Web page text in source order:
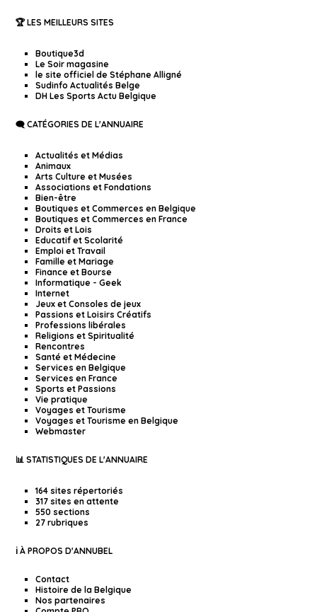
🏆 LES MEILLEURS SITES
Boutique3d
Le Soir magasine
le site officiel de Stéphane Alligné
Sudinfo Actualités Belge
DH Les Sports Actu Belgique
🗨️ CATÉGORIES DE L'ANNUAIRE
Actualités et Médias
Animaux
Arts Culture et Musées
Associations et Fondations
Bien-être
Boutiques et Commerces en Belgique
Boutiques et Commerces en France
Droits et Lois
Educatif et Scolarité
Emploi et Travail
Famille et Mariage
Finance et Bourse
Informatique - Geek
Internet
Jeux et Consoles de jeux
Passions et Loisirs Créatifs
Professions libérales
Religions et Spiritualité
Rencontres
Santé et Médecine
Services en Belgique
Services en France
Sports et Passions
Vie pratique
Voyages et Tourisme
Voyages et Tourisme en Belgique
Webmaster
📊 STATISTIQUES DE L'ANNUAIRE
164 sites répertoriés
317 sites en attente
550 sections
27 rubriques
ℹ️ À PROPOS D'ANNUBEL
Contact
Histoire de la Belgique
Nos partenaires